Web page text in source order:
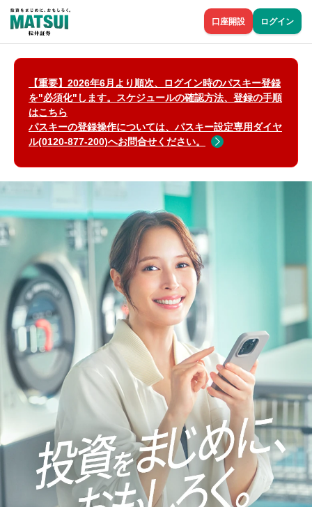
口座開設 ログイン
【重要】2026年6月より順次、ログイン時のパスキー登録
を"必須化"します。スケジュールの確認方法、登録の手順
はこちら
パスキーの登録操作については、パスキー設定専用ダイヤ
ル(0120-877-200)へお問合せください。